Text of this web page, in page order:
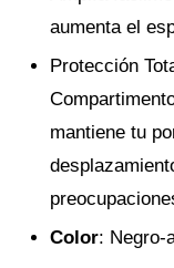
aumenta el
Protección
mantiene tu
Color: Negro-